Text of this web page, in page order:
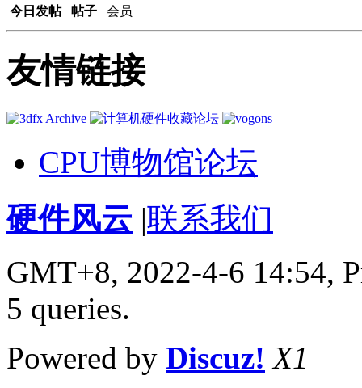
今日发帖 帖子 会员
友情链接
CPU博物馆论坛
硬件风云 |联系我们
GMT+8, 2022-4-6 14:54,
5 queries.
Powered by Discuz! X1